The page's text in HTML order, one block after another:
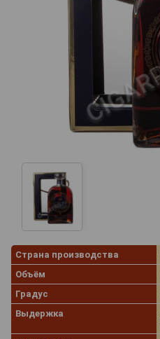
Страна производства
Объём
Градус
Выдержка